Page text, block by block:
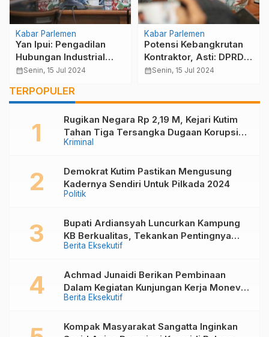
Kabar Parlemen
Yan Ipui: Pengadilan
Hubungan Industrial
Adalah Solusi Terbaik
Ketenagakerjaan di
Kutim
calendar_monthSenin, 15 Jul 2024
Kabar Parlemen
Potensi Kebangkrutan
Kontraktor, Asti: DPRD
Kutim Siap Ambil
calendar_monthSenin, 15 Jul 2024
TERPOPULER
Kriminal
Rugikan Negara Rp 2,19 M, Kejari Kutim
Tahan Tiga Tersangka Dugaan Korupsi
Pembangunan Kolam Renang Di Desa
Politik
Demokrat Kutim Pastikan Mengusung
Kadernya Sendiri Untuk Pilkada 2024
Berita Eksekutif
Bupati Ardiansyah Luncurkan Kampung
KB Berkualitas, Tekankan Pentingnya
Keluarga dalam Mewujudkan Generasi
Berita Eksekutif
Achmad Junaidi Berikan Pembinaan
Dalam Kegiatan Kunjungan Kerja Monev
PKB, Kader KKB dan PPKD di Muara
Kompak Masyarakat Sangatta Inginkan